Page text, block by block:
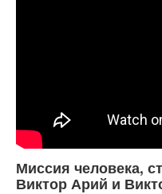
Миссия человека,
Виктор Арий и